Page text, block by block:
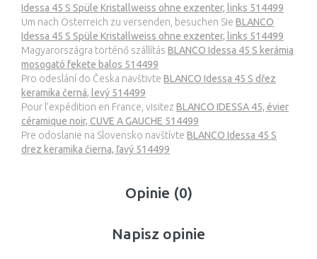
Idessa 45 S Spüle Kristallweiss ohne exzenter, links 514499
Um nach Österreich zu versenden, besuchen Sie BLANCO
Idessa 45 S Spüle Kristallweiss ohne exzenter, links 514499
Magyarországra történő szállítás BLANCO Idessa 45 S kerámia
mosogató fekete balos 514499
Pro odeslání do Česka navštivte BLANCO Idessa 45 S dřez
keramika černá, levý 514499
Pour l’expédition en France, visitez BLANCO IDESSA 45, évier
céramique noir, CUVE A GAUCHE 514499
Pre odoslanie na Slovensko navštívte BLANCO Idessa 45 S
drez keramika čierna, ľavý 514499
Opinie (0)
Napisz opinie